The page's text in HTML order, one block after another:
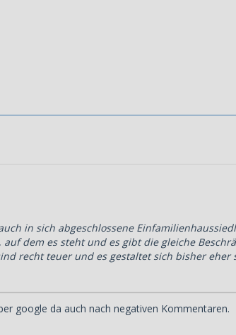
in sich abgeschlossene
auf dem es steht und es gibt die gleiche
recht teuer und es gestaltet sich bisher eher
google da auch nach negativen Kommentaren.